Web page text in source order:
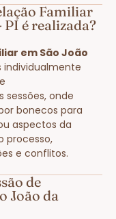
Familiar
PI é realizada?
em São João
individualmente
sessões, onde
bonecos para
aspectos da
processo,
e conflitos.
de
João da